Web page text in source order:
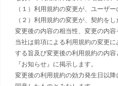
（１）利用規約の変更が、ユーザ
（２）利用規約の変更が、契約を
変更後の内容の相当性、変更の内
当社は前項による利用規約の変更
する旨及び変更後の利用規約の内
『お知らせ』に掲示します。
変更後の利用規約の効力発生日以